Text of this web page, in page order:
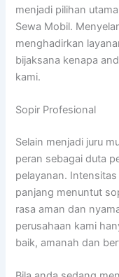
menjadi pilihan
Sewa Mobil.
menghadirkan
bijaksana kenapa
kami.
Sopir Profesional
Selain menjadi juru
peran sebagai duta
pelayanan.
panjang menuntut
rasa aman dan
perusahaan kami
baik, amanah dan